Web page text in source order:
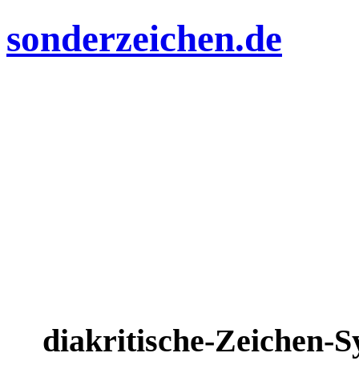
sonderzeichen.de
diakritische-Zeichen-